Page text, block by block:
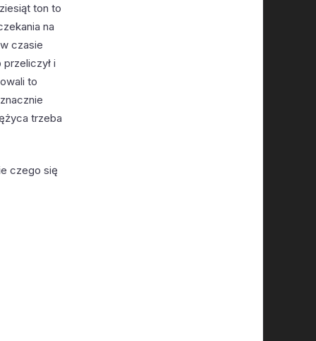
ton to
na
czasie
i
to
trzeba
czego się